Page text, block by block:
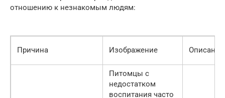
отношению к незнакомым людям:
Причина Изображение Описание
Питомцы с
недостатком
воспитания часто